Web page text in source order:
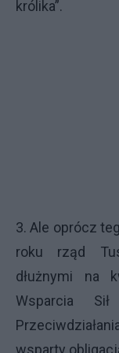
królika”.
3. Ale oprócz
roku rząd
dłużnymi na
Wsparcia
wsparty